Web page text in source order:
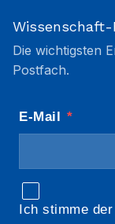
Die wichtigsten
Postfach.